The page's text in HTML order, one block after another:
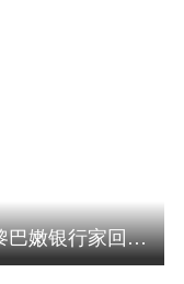
在美国和内塔尼亚胡吃了顿饭，黎巴嫩银行家回国或被捕，合照被证实并非AI伪造